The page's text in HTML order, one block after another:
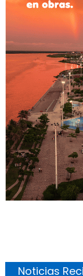
Noticias